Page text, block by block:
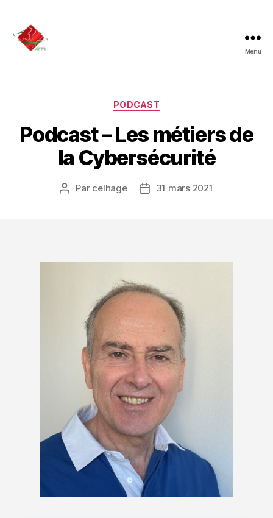
des
Professionnels
l'Informatique
Menu
Catégories
PODCAST
Podcast – Les métiers de
la Cybersécurité
Auteur
Par celhage
Date31 mars 2021